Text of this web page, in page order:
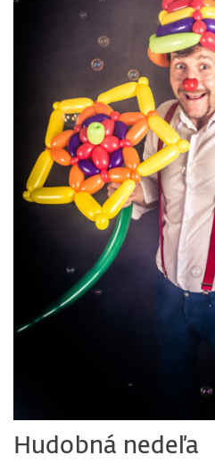
Hudobná nedeľa